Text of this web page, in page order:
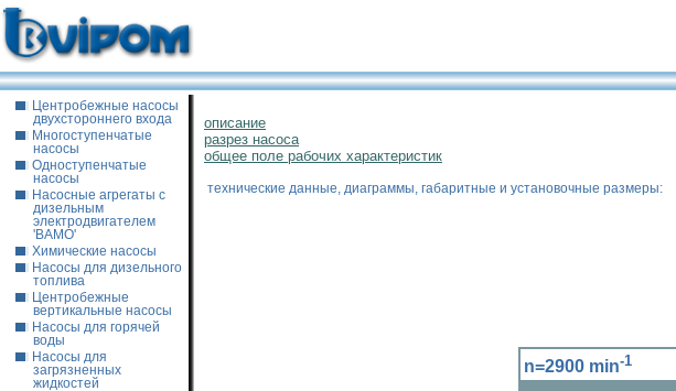
Центробежные насосы
двухстороннего входа
Многоступенчатые
насосы
Одноступенчатые
насосы
Насосные агрегаты с
дизельным
электродвигателем
'ВАМО'
Химические насосы
Насосы для дизельного
топлива
Центробежные
вертикальные насосы
Насосы для горячей
воды
Насосы для
загрязненных
жидкостей
описание
разрез насоса
общее поле рабочих характеристик
технические данные, диаграммы, габаритные и установочные размеры:
n=2900 min-1